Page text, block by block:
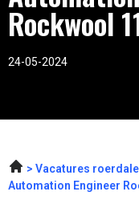
Rockwool
24-05-2024
Vacatures
Automation Engineer